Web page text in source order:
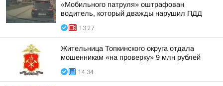
«Мобильного патруля» оштрафован
водитель, который дважды нарушил ПДД
13:27
Жительница Топкинского округа отдала
мошенникам «на проверку» 9 млн рублей
14:34